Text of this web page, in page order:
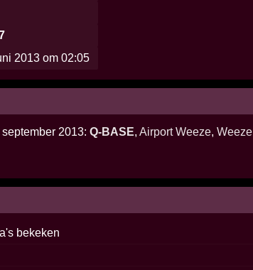
2013 om 02:05
2013: Q-BASE, Airport Weeze, Weeze
bekeken